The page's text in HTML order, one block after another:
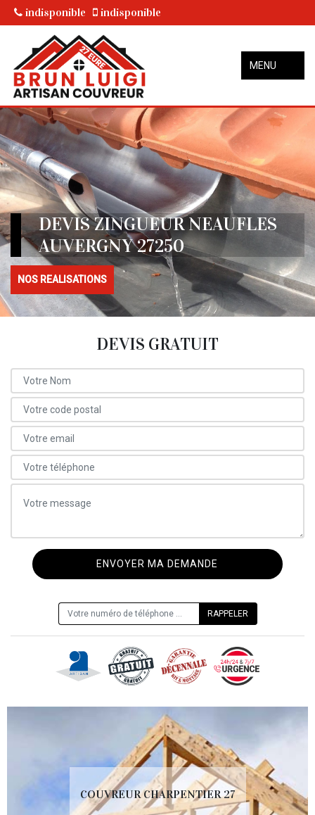
indisponible indisponible
MENU
DEVIS ZINGUEUR NEAUFLES
AUVERGNY 27250
NOS REALISATIONS
DEVIS GRATUIT
COUVREUR CHARPENTIER 27